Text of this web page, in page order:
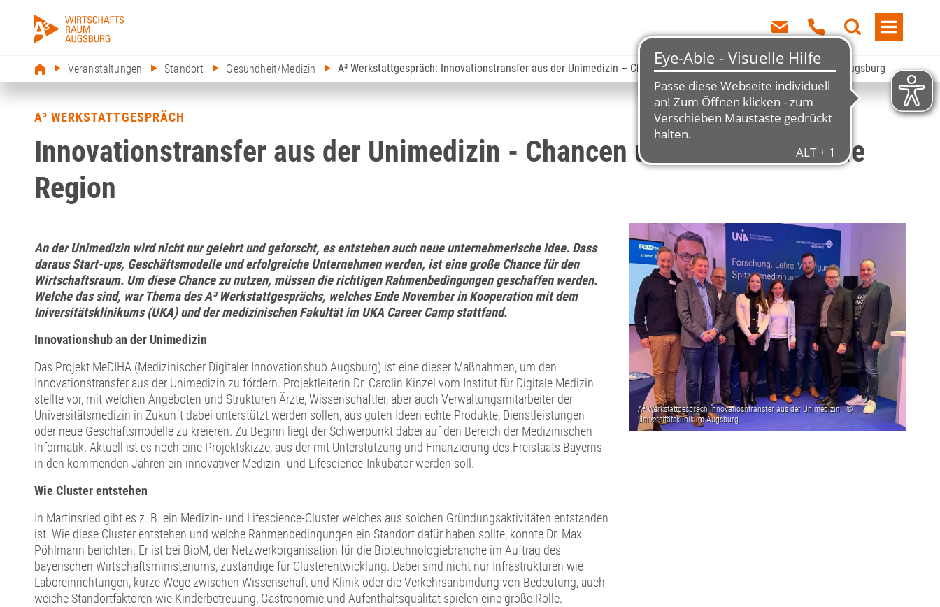
Veranstaltungen Standort Gesundheit/Medizin A³ Werkstattgespräch: Innovationstransfer aus der Unimedizin – Chancen und Ansätze für den Wirtschaftsraum Augsburg
A³ WERKSTATTGESPRÄCH
Innovationstransfer aus der Unimedizin - Chancen und Ansätze für die
Region
An der Unimedizin wird nicht nur gelehrt und geforscht, es entstehen auch neue unternehmerische Idee. Dass
daraus Start-ups, Geschäftsmodelle und erfolgreiche Unternehmen werden, ist eine große Chance für den
Wirtschaftsraum. Um diese Chance zu nutzen, müssen die richtigen Rahmenbedingungen geschaffen werden.
Welche das sind, war Thema des A³ Werkstattgesprächs, welches Ende November in Kooperation mit dem
Iniversitätsklinikums (UKA) und der medizinischen Fakultät im UKA Career Camp stattfand.
Innovationshub an der Unimedizin
Das Projekt MeDIHA (Medizinischer Digitaler Innovationshub Augsburg) ist eine dieser Maßnahmen, um den
Innovationstransfer aus der Unimedizin zu fördern. Projektleiterin Dr. Carolin Kinzel vom Institut für Digitale Medizin
stellte vor, mit welchen Angeboten und Strukturen Ärzte, Wissenschaftler, aber auch Verwaltungsmitarbeiter der
Universitätsmedizin in Zukunft dabei unterstützt werden sollen, aus guten Ideen echte Produkte, Dienstleistungen
oder neue Geschäftsmodelle zu kreieren. Zu Beginn liegt der Schwerpunkt dabei auf den Bereich der Medizinischen
Informatik. Aktuell ist es noch eine Projektskizze, aus der mit Unterstützung und Finanzierung des Freistaats Bayerns
in den kommenden Jahren ein innovativer Medizin- und Lifescience-Inkubator werden soll.
Wie Cluster entstehen
In Martinsried gibt es z. B. ein Medizin- und Lifescience-Cluster welches aus solchen Gründungsaktivitäten entstanden
ist. Wie diese Cluster entstehen und welche Rahmenbedingungen ein Standort dafür haben sollte, konnte Dr. Max
Pöhlmann berichten. Er ist bei BioM, der Netzwerkorganisation für die Biotechnologiebranche im Auftrag des
bayerischen Wirtschaftsministeriums, zuständige für Clusterentwicklung. Dabei sind nicht nur Infrastrukturen wie
Laboreinrichtungen, kurze Wege zwischen Wissenschaft und Klinik oder die Verkehrsanbindung von Bedeutung, auch
weiche Standortfaktoren wie Kinderbetreuung, Gastronomie und Aufenthaltsqualität spielen eine große Rolle.